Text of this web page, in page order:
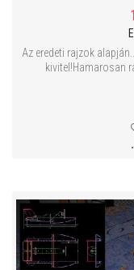
Az eredeti rajzok
kivitel!Hamarosan